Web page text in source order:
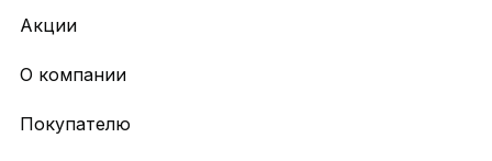
Акции
О компании
Покупателю